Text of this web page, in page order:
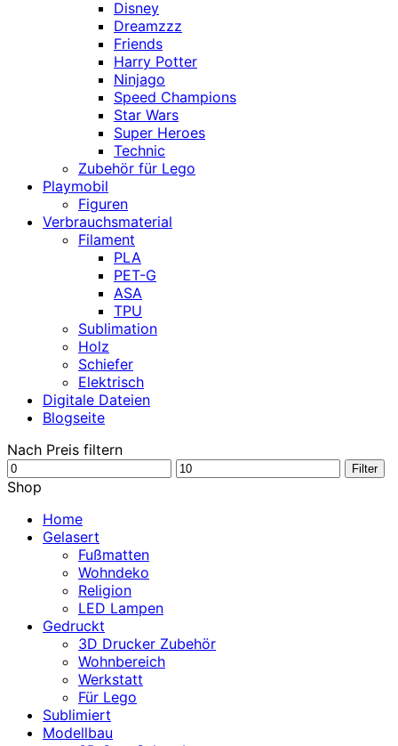
Disney
Dreamzzz
Friends
Harry Potter
Ninjago
Speed Champions
Star Wars
Super Heroes
Technic
Zubehör für Lego
Playmobil
Figuren
Verbrauchsmaterial
Filament
PLA
PET-G
ASA
TPU
Sublimation
Holz
Schiefer
Elektrisch
Digitale Dateien
Blogseite
Nach Preis filtern
Min.
Preis
Max.
Filter
Shop
Home
Gelasert
Fußmatten
Wohndeko
Religion
LED Lampen
Gedruckt
3D Drucker Zubehör
Wohnbereich
Werkstatt
Für Lego
Sublimiert
Modellbau